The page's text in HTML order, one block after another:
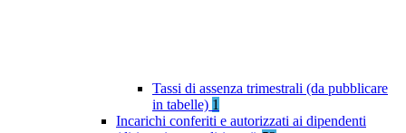
Tassi di assenza trimestrali (da pubblicare
in tabelle) 1
Incarichi conferiti e autorizzati ai dipendenti